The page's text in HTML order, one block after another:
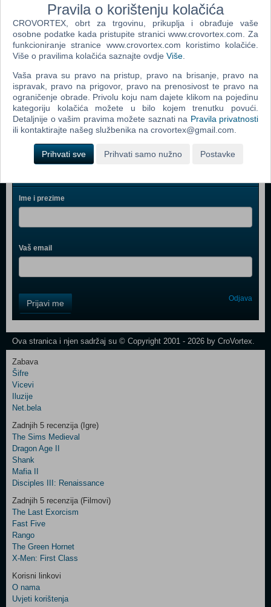
The Sims 2 (PC)
Grand Theft Auto San Andreas (PC)
Grand Theft Auto Vice City (PC)
Grand Theft Auto IV (PC)
Call Of Duty 4 Modern Warfare (PC)
Ime i prezime
Vaš email
Field
One
Control
Two
Newsletter
Control
Field
Three
Prijavi me Odjava
Ova stranica i njen sadržaj su © Copyright 2001 - 2026 by CroVortex.
Zabava
Šifre
Vicevi
Iluzije
Net.bela
Zadnjih 5 recenzija (Igre)
The Sims Medieval
Dragon Age II
Shank
Mafia II
Disciples III: Renaissance
Zadnjih 5 recenzija (Filmovi)
The Last Exorcism
Fast Five
Rango
The Green Hornet
X-Men: First Class
Korisni linkovi
O nama
Uvjeti korištenja
Pravila o korištenju kolačića
CROVORTEX, obrt za trgovinu, prikuplja i obrađuje vaše
osobne podatke kada pristupite stranici www.crovortex.com. Za
funkcioniranje stranice www.crovortex.com koristimo kolačiće.
Više o pravilima kolačića saznajte ovdje Više
Vaša prava su pravo na pristup, pravo na brisanje, pravo na
ispravak, pravo na prigovor, pravo na prenosivost te pravo na
ograničenje obrade. Privolu koju nam dajete klikom na pojedinu
kategoriju kolačića možete u bilo kojem trenutku povući.
Detaljnije o vašim pravima možete saznati na Pravila privatnosti
ili kontaktirajte našeg službenika na crovortex@gmail.com.
Prihvati sve Prihvati samo nužno Postavke